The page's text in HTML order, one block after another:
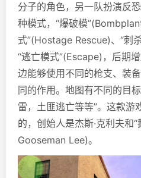
分子的角色，另一队扮演反
种模式，“爆破模
式”(Hostage Rescue)、“刺
“逃亡模式”(Escape)，后期
边能够使用不同的枪支、装
同的作用。地图有不同的目
雷，土匪逃亡等等”。这款游
的，创始人是杰斯·克利夫和
Gooseman Lee)。